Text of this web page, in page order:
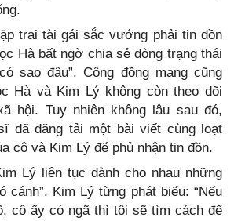
trai tài gái sắc vướng phải tin đồn
Hà bất ngờ chia sẻ dòng trạng thái
sao đâu”. Cộng đồng mạng cũng
Hà và Kim Lý không còn theo dõi
hội. Tuy nhiên không lâu sau đó,
đã đăng tải một bài viết cùng loạt
cô và Kim Lý để phủ nhận tin đồn.
Lý liên tục dành cho nhau những
cánh”. Kim Lý từng phát biểu: “Nếu
cô ấy có ngã thì tôi sẽ tìm cách để